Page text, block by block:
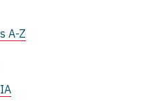
A-Z